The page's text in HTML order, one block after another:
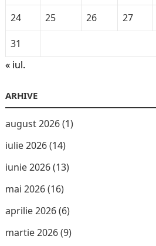
24
25 26 27
31
« iul.
ARHIVE
august 2026(1)
iulie 2026(14)
iunie 2026(13)
mai 2026(16)
aprilie 2026(6)
martie 2026(9)